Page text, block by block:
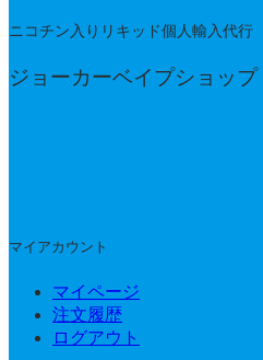
ニコチン入りリキッド個人輸入代行
ジョーカーベイプショップ
マイアカウント
マイページ
注文履歴
ログアウト